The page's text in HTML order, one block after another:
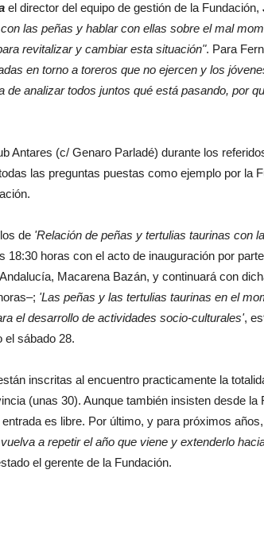
el director del equipo de gestión de la Fundación,
las peñas y hablar con ellas sobre el mal
revitalizar y cambiar esta situación". Para
en torno a toreros que no ejercen y los
analizar todos juntos qué está pasando, por
Antares (c/ Genaro Parladé) durante los
las preguntas puestas como ejemplo por la
de 'Relación de peñas y tertulias taurinas con
18:30 horas con el acto de inauguración por
Macarena Bazán, y continuará con
'Las peñas y las tertulias taurinas en el
el desarrollo de actividades socio-culturales',
el sábado 28.
inscritas al encuentro practicamente la
(unas 30). Aunque también insisten desde la
es libre. Por último, y para próximos años,
a repetir el año que viene y extenderlo
el gerente de la Fundación.